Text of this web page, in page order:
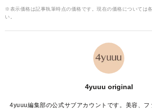
※表示価格は記事執筆時点の価格です。現在の価格については
い。
4yuuu original
4yuuu編集部の公式サブアカウントです。美容、フ